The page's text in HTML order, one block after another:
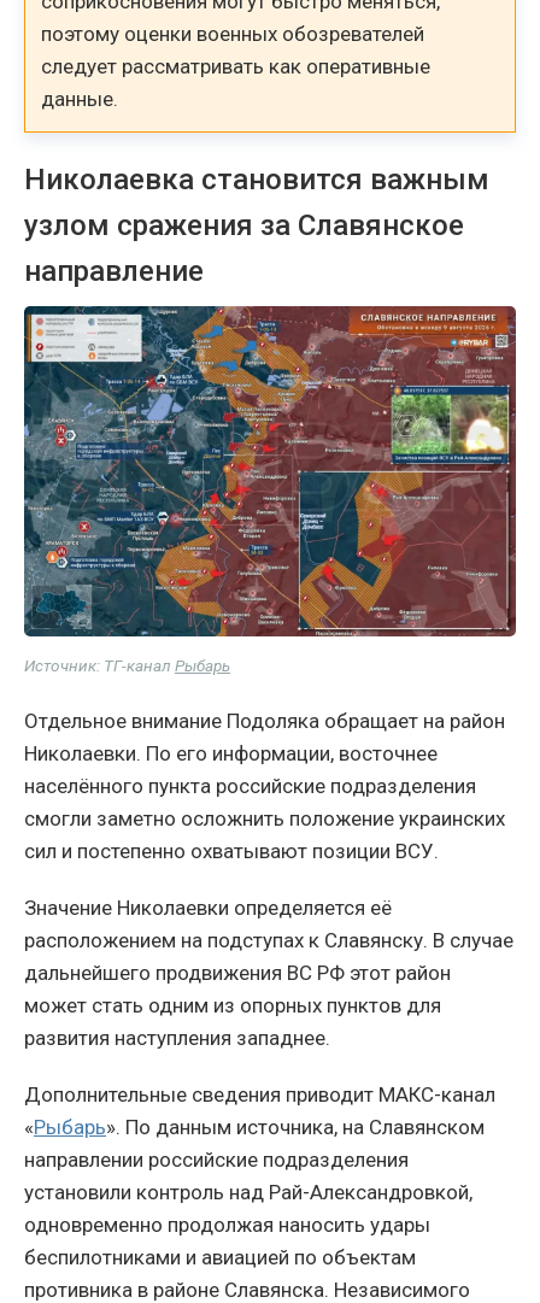
поэтому оценки военных обозревателей
следует рассматривать как оперативные
данные.
Николаевка становится важным
узлом сражения за Славянское
направление
Источник: ТГ-канал Рыбарь
Отдельное внимание Подоляка обращает на район
Николаевки. По его информации, восточнее
населённого пункта российские подразделения
смогли заметно осложнить положение украинских
сил и постепенно охватывают позиции ВСУ.
Значение Николаевки определяется её
расположением на подступах к Славянску. В случае
дальнейшего продвижения ВС РФ этот район
может стать одним из опорных пунктов для
развития наступления западнее.
Дополнительные сведения приводит МАКС-канал
«Рыбарь». По данным источника, на Славянском
направлении российские подразделения
установили контроль над Рай-Александровкой,
одновременно продолжая наносить удары
беспилотниками и авиацией по объектам
противника в районе Славянска. Независимого